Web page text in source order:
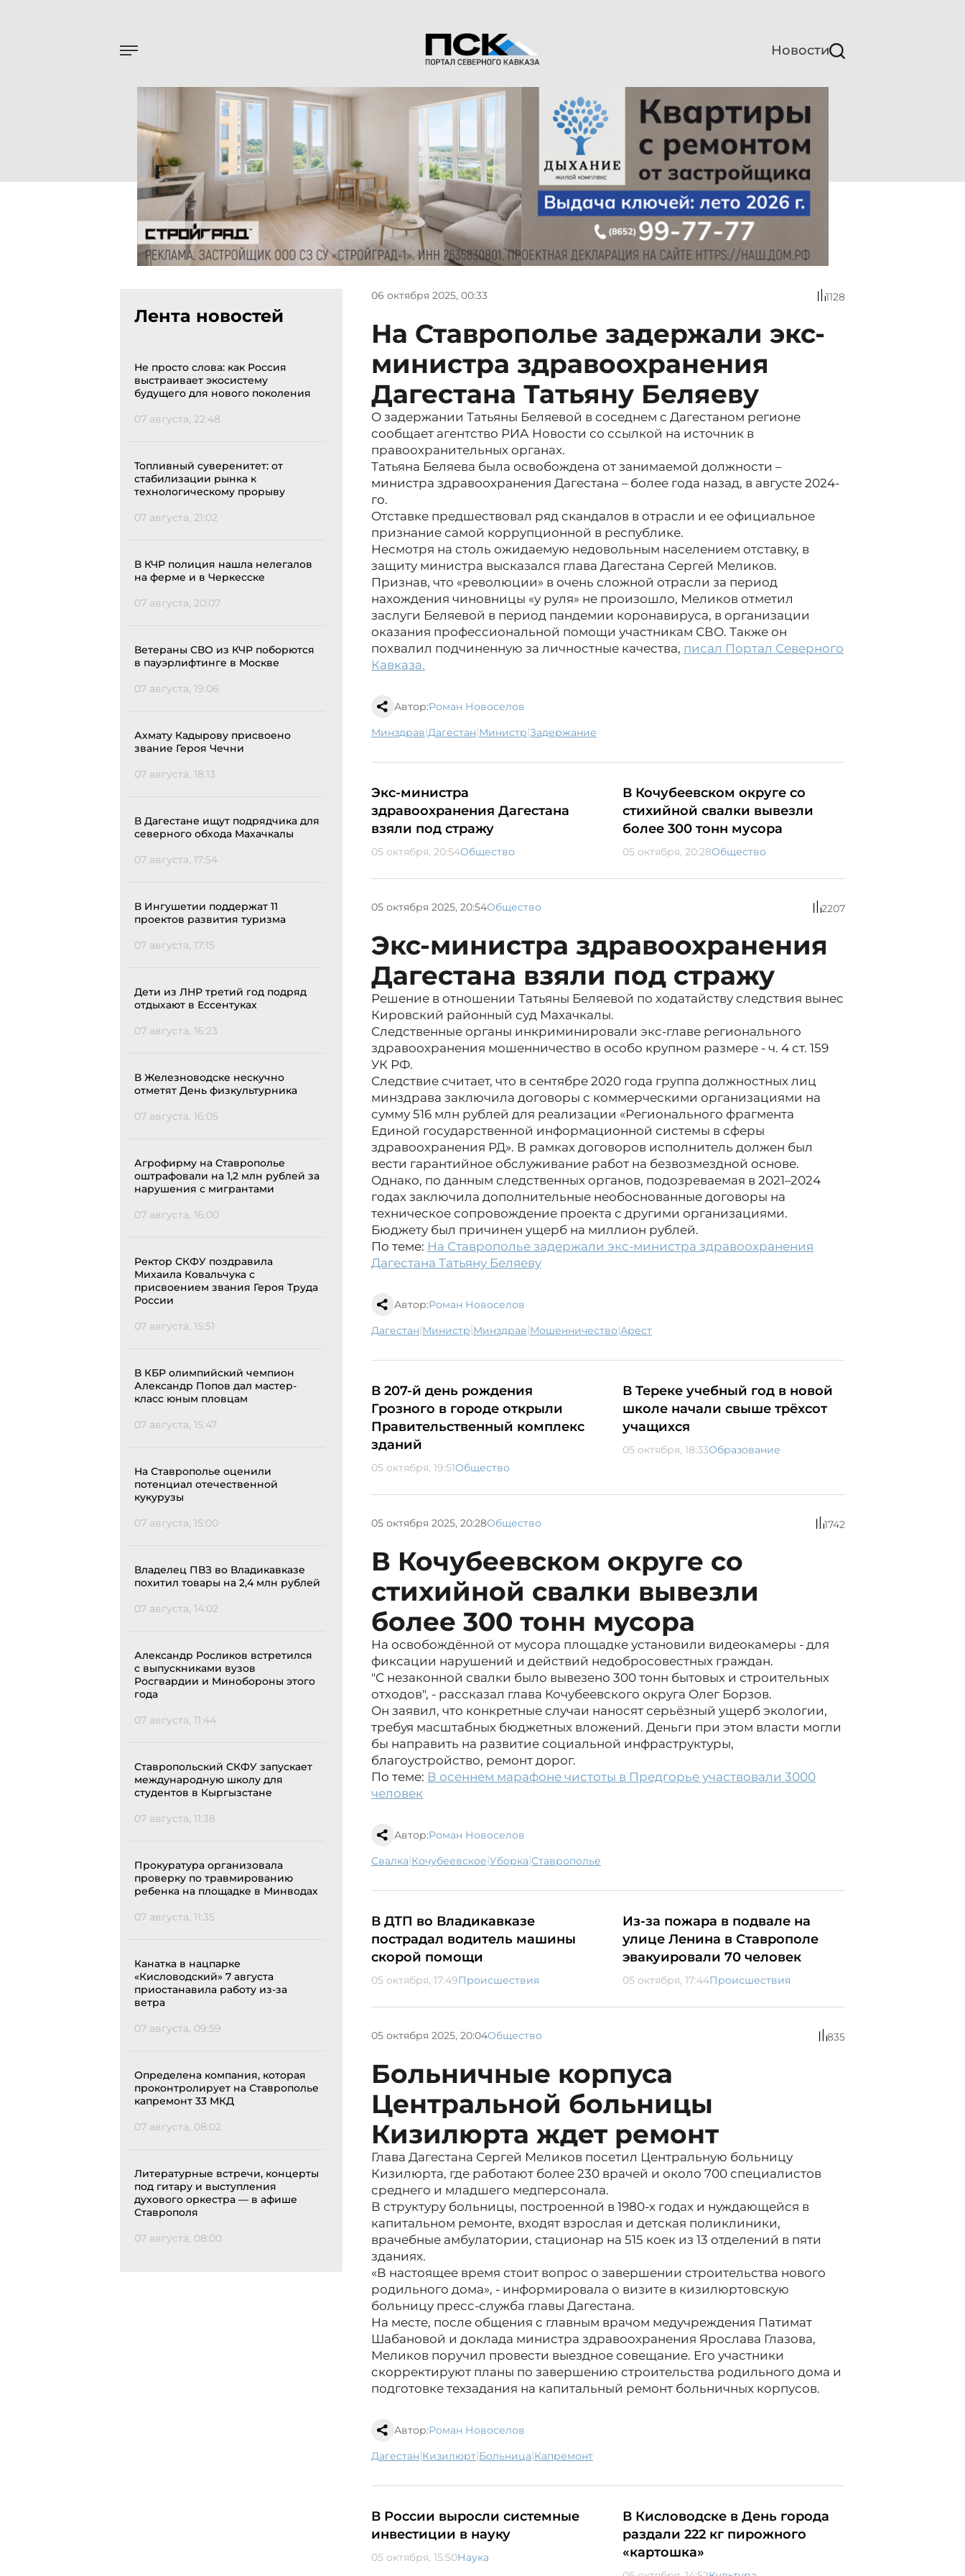
Новости
Лента новостей
Не просто слова: как Россия
выстраивает экосистему
будущего для нового поколения
07 августа, 22:48
Топливный суверенитет: от
стабилизации рынка к
технологическому прорыву
07 августа, 21:02
В КЧР полиция нашла нелегалов
на ферме и в Черкесске
07 августа, 20:07
Ветераны СВО из КЧР поборются
в пауэрлифтинге в Москве
07 августа, 19:06
Ахмату Кадырову присвоено
звание Героя Чечни
07 августа, 18:13
В Дагестане ищут подрядчика для
северного обхода Махачкалы
07 августа, 17:54
В Ингушетии поддержат 11
проектов развития туризма
07 августа, 17:15
Дети из ЛНР третий год подряд
отдыхают в Ессентуках
07 августа, 16:23
В Железноводске нескучно
отметят День физкультурника
07 августа, 16:05
Агрофирму на Ставрополье
оштрафовали на 1,2 млн рублей за
нарушения с мигрантами
07 августа, 16:00
Ректор СКФУ поздравила
Михаила Ковальчука с
присвоением звания Героя Труда
России
07 августа, 15:51
В КБР олимпийский чемпион
Александр Попов дал мастер-
класс юным пловцам
07 августа, 15:47
На Ставрополье оценили
потенциал отечественной
кукурузы
07 августа, 15:00
Владелец ПВЗ во Владикавказе
похитил товары на 2,4 млн рублей
07 августа, 14:02
Александр Росликов встретился
с выпускниками вузов
Росгвардии и Минобороны этого
года
07 августа, 11:44
Ставропольский СКФУ запускает
международную школу для
студентов в Кыргызстане
07 августа, 11:38
Прокуратура организовала
проверку по травмированию
ребенка на площадке в Минводах
07 августа, 11:35
Канатка в нацпарке
«Кисловодский» 7 августа
приостанавила работу из-за
ветра
07 августа, 09:59
Определена компания, которая
проконтролирует на Ставрополье
капремонт 33 МКД
07 августа, 08:02
Литературные встречи, концерты
под гитару и выступления
духового оркестра — в афише
Ставрополя
07 августа, 08:00
06 октября 2025, 00:33 1128
На Ставрополье задержали экс-
министра здравоохранения
Дагестана Татьяну Беляеву
О задержании Татьяны Беляевой в соседнем с Дагестаном регионе
сообщает агентство РИА Новости со ссылкой на источник в
правоохранительных органах.
Татьяна Беляева была освобождена от занимаемой должности –
министра здравоохранения Дагестана – более года назад, в августе 2024-
го.
Отставке предшествовал ряд скандалов в отрасли и ее официальное
признание самой коррупционной в республике.
Несмотря на столь ожидаемую недовольным населением отставку, в
защиту министра высказался глава Дагестана Сергей Меликов.
Признав, что «революции» в очень сложной отрасли за период
нахождения чиновницы «у руля» не произошло, Меликов отметил
заслуги Беляевой в период пандемии коронавируса, в организации
оказания профессиональной помощи участникам СВО. Также он
похвалил подчиненную за личностные качества, писал Портал Северного
Кавказа.
Автор:Роман Новоселов
минздрав| Дагестан| министр| задержание
Экс-министра
здравоохранения Дагестана
взяли под стражу
05 октября, 20:54Общество
В Кочубеевском округе со
стихийной свалки вывезли
более 300 тонн мусора
05 октября, 20:28Общество
05 октября 2025, 20:54Общество 2207
Экс-министра здравоохранения
Дагестана взяли под стражу
Решение в отношении Татьяны Беляевой по ходатайству следствия вынес
Кировский районный суд Махачкалы.
Следственные органы инкриминировали экс-главе регионального
здравоохранения мошенничество в особо крупном размере - ч. 4 ст. 159
УК РФ.
Следствие считает, что в сентябре 2020 года группа должностных лиц
минздрава заключила договоры с коммерческими организациями на
сумму 516 млн рублей для реализации «Регионального фрагмента
Единой государственной информационной системы в сферы
здравоохранения РД». В рамках договоров исполнитель должен был
вести гарантийное обслуживание работ на безвозмездной основе.
Однако, по данным следственных органов, подозреваемая в 2021–2024
годах заключила дополнительные необоснованные договоры на
техническое сопровождение проекта с другими организациями.
Бюджету был причинен ущерб на миллион рублей.
По теме: На Ставрополье задержали экс-министра здравоохранения
Дагестана Татьяну Беляеву
Автор:Роман Новоселов
Дагестан| министр| минздрав| мошенничество| арест
В 207-й день рождения
Грозного в городе открыли
Правительственный комплекс
зданий
05 октября, 19:51Общество
В Тереке учебный год в новой
школе начали свыше трёхсот
учащихся
05 октября, 18:33Образование
05 октября 2025, 20:28Общество 1742
В Кочубеевском округе со
стихийной свалки вывезли
более 300 тонн мусора
На освобождённой от мусора площадке установили видеокамеры - для
фиксации нарушений и действий недобросовестных граждан.
"С незаконной свалки было вывезено 300 тонн бытовых и строительных
отходов", - рассказал глава Кочубеевского округа Олег Борзов.
Он заявил, что конкретные случаи наносят серьёзный ущерб экологии,
требуя масштабных бюджетных вложений. Деньги при этом власти могли
бы направить на развитие социальной инфраструктуры,
благоустройство, ремонт дорог.
По теме: В осеннем марафоне чистоты в Предгорье участвовали 3000
человек
Автор:Роман Новоселов
свалка| Кочубеевское| уборка| Ставрополье
В ДТП во Владикавказе
пострадал водитель машины
скорой помощи
05 октября, 17:49Происшествия
Из-за пожара в подвале на
улице Ленина в Ставрополе
эвакуировали 70 человек
05 октября, 17:44Происшествия
05 октября 2025, 20:04Общество 835
Больничные корпуса
Центральной больницы
Кизилюрта ждет ремонт
Глава Дагестана Сергей Меликов посетил Центральную больницу
Кизилюрта, где работают более 230 врачей и около 700 специалистов
среднего и младшего медперсонала.
В структуру больницы, построенной в 1980-х годах и нуждающейся в
капитальном ремонте, входят взрослая и детская поликлиники,
врачебные амбулатории, стационар на 515 коек из 13 отделений в пяти
зданиях.
«В настоящее время стоит вопрос о завершении строительства нового
родильного дома», - информировала о визите в кизилюртовскую
больницу пресс-служба главы Дагестана.
На месте, после общения с главным врачом медучреждения Патимат
Шабановой и доклада министра здравоохранения Ярослава Глазова,
Меликов поручил провести выездное совещание. Его участники
скорректируют планы по завершению строительства родильного дома и
подготовке техзадания на капитальный ремонт больничных корпусов.
Автор:Роман Новоселов
Дагестан| Кизилюрт| больница| капремонт
В России выросли системные
инвестиции в науку
05 октября, 15:50Наука
В Кисловодске в День города
раздали 222 кг пирожного
«картошка»